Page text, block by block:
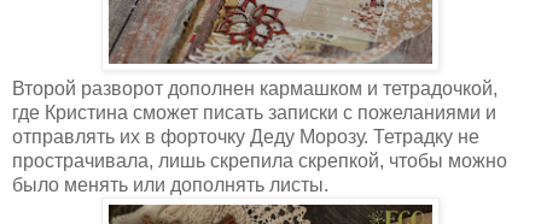
Второй разворот дополнен кармашком и тетрадочкой,
где Кристина сможет писать записки с пожеланиями и
отправлять их в форточку Деду Морозу. Тетрадку не
прострачивала, лишь скрепила скрепкой, чтобы можно
было менять или дополнять листы.